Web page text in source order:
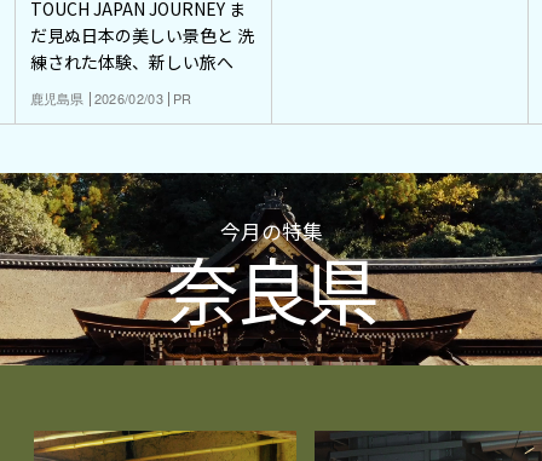
TOUCH JAPAN JOURNEY ま
だ見ぬ日本の美しい景色と 洗
練された体験、新しい旅へ
鹿児島県 2026/02/03 PR
今月の特集
奈良県